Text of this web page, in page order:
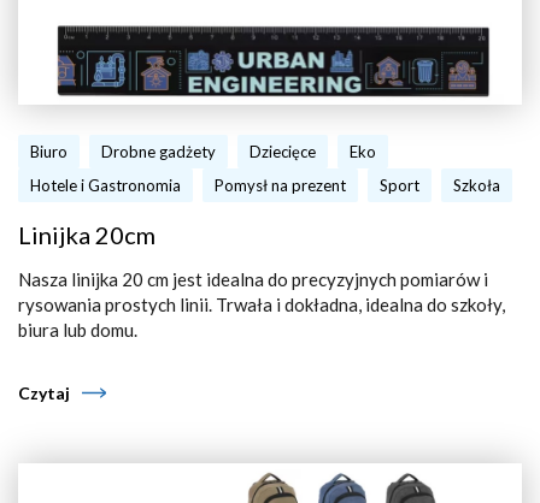
Biuro Drobne gadżety Dziecięce
Eko
Hotele i Gastronomia
Pomysł na prezent Sport Szkoła
Linijka 20cm
Nasza linijka 20 cm jest idealna do precyzyjnych pomiarów i
rysowania prostych linii. Trwała i dokładna, idealna do szkoły,
biura lub domu.
Czytaj